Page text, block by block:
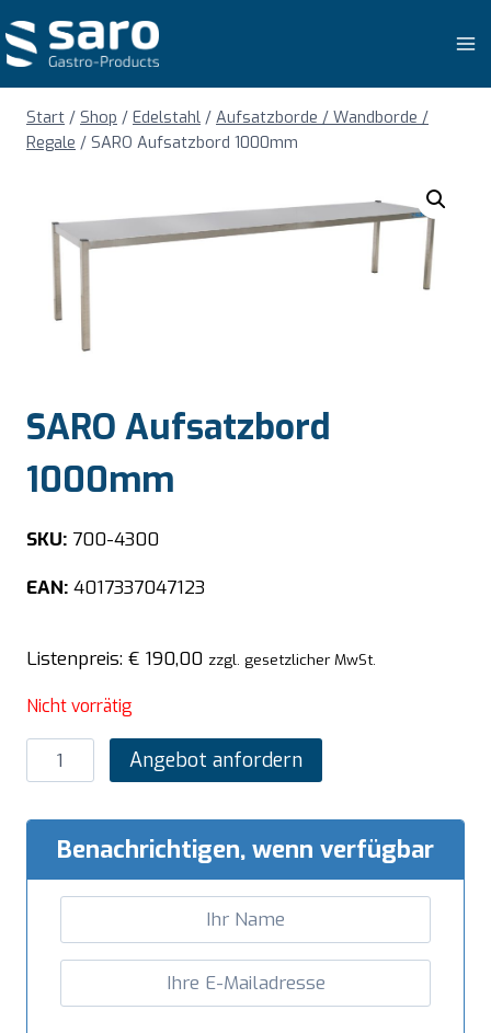
Inhalt
springen
Start / Shop / Edelstahl / Aufsatzborde / Wandborde /
Regale / SARO Aufsatzbord 1000mm
SARO Aufsatzbord
1000mm
SKU: 700-4300
EAN: 4017337047123
Listenpreis: € 190,00 zzgl. gesetzlicher MwSt.
Nicht vorrätig
SARO
Aufsatzbord
Menge
Angebot anfordern
Benachrichtigen, wenn verfügbar